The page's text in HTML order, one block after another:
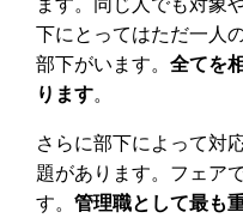
下にとってはただ一人
部下がいます。全てを
ります。
さらに部下によって対
題があります。フェア
す。管理職として最も